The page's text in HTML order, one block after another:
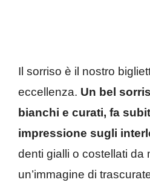
Il sorriso è il nostro
eccellenza. Un bel
bianchi e curati, fa
impressione sugli
denti gialli o costellati da
un’immagine di